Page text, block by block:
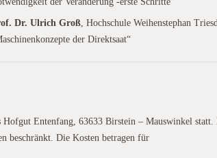
Dr. Ulrich Groß, Hochschule Weihenstephan
der Direktsaat“
Entenfang, 63633 Birstein – Mauswinkel
beschränkt. Die Kosten betragen für